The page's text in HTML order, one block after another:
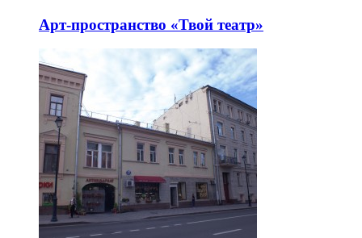
Арт-пространство «Твой театр»